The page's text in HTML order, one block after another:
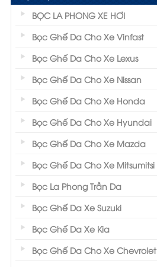
BỌC LA PHONG XE HƠI
Bọc Ghế Da Cho Xe Vinfast
Bọc Ghế Da Cho Xe Lexus
Bọc Ghế Da Cho Xe Nissan
Bọc Ghế Da Cho Xe Honda
Bọc Ghế Da Cho Xe Hyundai
Bọc Ghế Da Cho Xe Mazda
Bọc Ghế Da Cho Xe Mitsumitsi
Bọc La Phong Trần Da
Bọc Ghế Da Xe Suzuki
Bọc Ghế Da Xe Kia
Bọc Ghế Da Cho Xe Chevrolet